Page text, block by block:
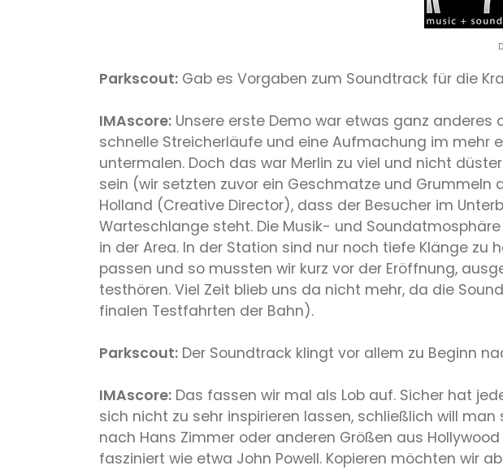
Parkscout: Gab es Vorgaben zum Soundtrack für die
IMAscore: Unsere erste Demo war etwas ganz
schnelle Streicherläufe und eine Aufmachung im mehr
untermalen. Doch das war Merlin zu viel und nicht
sein (wir setzten zuvor ein Geschmatze und Grummeln
Holland (Creative Director), dass der Besucher im
Warteschlange steht. Die Musik- und
in der Area. In der Station sind nur noch tiefe Klänge zu
passen und so mussten wir kurz vor der Eröffnung,
testhören. Viel Zeit blieb uns da nicht mehr, da die
finalen Testfahrten der Bahn).
Parkscout: Der Soundtrack klingt vor allem zu Beginn
IMAscore: Das fassen wir mal als Lob auf. Sicher hat
sich nicht zu sehr inspirieren lassen, schließlich will
nach Hans Zimmer oder anderen Größen aus
fasziniert wie etwa John Powell. Kopieren möchten wir